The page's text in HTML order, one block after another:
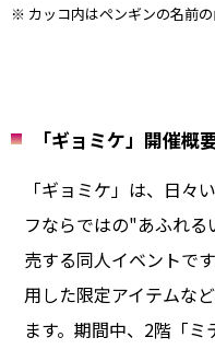
※ カッコ内はペンギンの名前の
「ギョミケ」開催概
「ギョミケ」は、日々
フならではの"あふれ
売する同人イベントで
用した限定アイテムな
ます。期間中、2階「